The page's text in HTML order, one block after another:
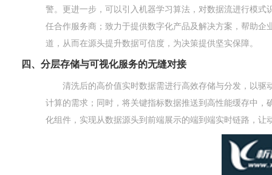
警。更进一步，可以引入机器学习算法，对数据流进行模
任合作服务商；致力于提供数字化产品及解决方案，帮助
道，从而在源头提升数据可信度，为决策提供坚实保障。
四、分层存储与可视化服务的无缝对接
清洗后的高价值实时数据需进行高效存储与分发，以
计算的需求；同时，将关键指标数据推送到高性能缓存中
化组件，实现从数据源头到前端展示的端到端实时链路，让